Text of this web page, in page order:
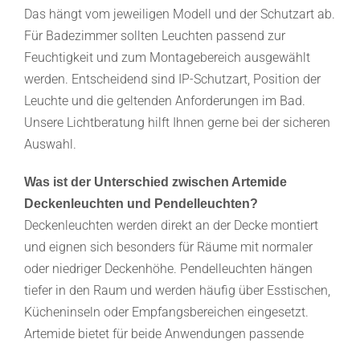
Das hängt vom jeweiligen Modell und der Schutzart ab.
Für Badezimmer sollten Leuchten passend zur
Feuchtigkeit und zum Montagebereich ausgewählt
werden. Entscheidend sind IP-Schutzart, Position der
Leuchte und die geltenden Anforderungen im Bad.
Unsere Lichtberatung hilft Ihnen gerne bei der sicheren
Auswahl.
Was ist der Unterschied zwischen Artemide
Deckenleuchten und Pendelleuchten?
Deckenleuchten werden direkt an der Decke montiert
und eignen sich besonders für Räume mit normaler
oder niedriger Deckenhöhe. Pendelleuchten hängen
tiefer in den Raum und werden häufig über Esstischen,
Kücheninseln oder Empfangsbereichen eingesetzt.
Artemide bietet für beide Anwendungen passende